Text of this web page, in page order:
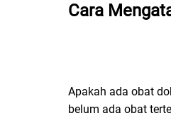
Cara
Apakah ada obat
belum ada obat